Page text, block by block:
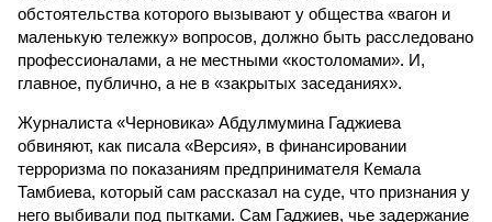
обстоятельства которого вызывают у общества «вагон и
маленькую тележку» вопросов, должно быть расследовано
профессионалами, а не местными «костоломами». И,
главное, публично, а не в «закрытых заседаниях».
Журналиста «Черновика» Абдулмумина Гаджиева
обвиняют, как писала «Версия», в финансировании
терроризма по показаниям предпринимателя Кемала
Тамбиева, который сам рассказал на суде, что признания у
него выбивали под пытками. Сам Гаджиев, чье задержание